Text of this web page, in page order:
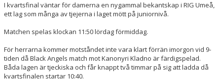
I kvartsfinal väntar för damerna en nygammal bekantskap i RIG Umeå,
ett lag som många av tjejerna i laget mött på juniornivå.
Matchen spelas klockan 11:50 lördag förmiddag.
För herrarna kommer motståndet inte vara klart förrän imorgon vid 9-
tiden då Black Angels match mot Kanonyri Kladno är färdigspelad.
Båda lagen är tjeckiska och får knappt två timmar på sig att ladda då
kvartsfinalen startar 10:40.